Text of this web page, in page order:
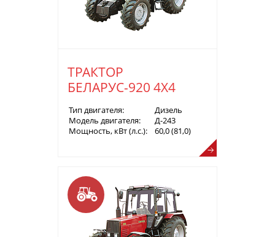
ТРАКТОР
БЕЛАРУС-920 4Х4
Тип двигателя:
Дизель
Модель двигателя:
Д-243
Мощность, кВт (л.с.):
60,0 (81,0)